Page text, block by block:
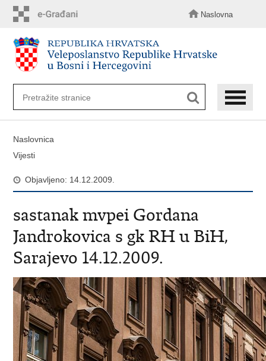
sadržaj
Naslovna
Naslovnica
Vijesti
Objavljeno: 14.12.2009.
sastanak mvpei Gordana
Jandrokovica s gk RH u BiH,
Sarajevo 14.12.2009.